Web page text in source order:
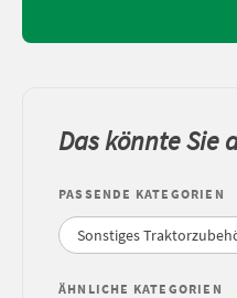
Das könnte Sie
PASSENDE KATEGORIEN
Sonstiges
ÄHNLICHE KATEGORIEN